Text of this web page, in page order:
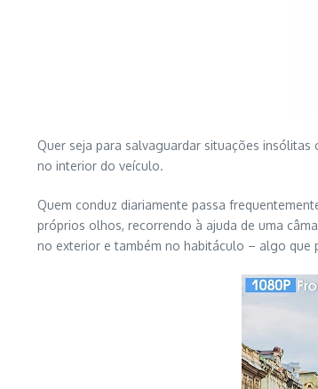
Quer seja para salvaguardar situações
no interior do veículo.
Quem conduz diariamente passa
próprios olhos, recorrendo à ajuda de uma
no exterior e também no habitáculo – algo que